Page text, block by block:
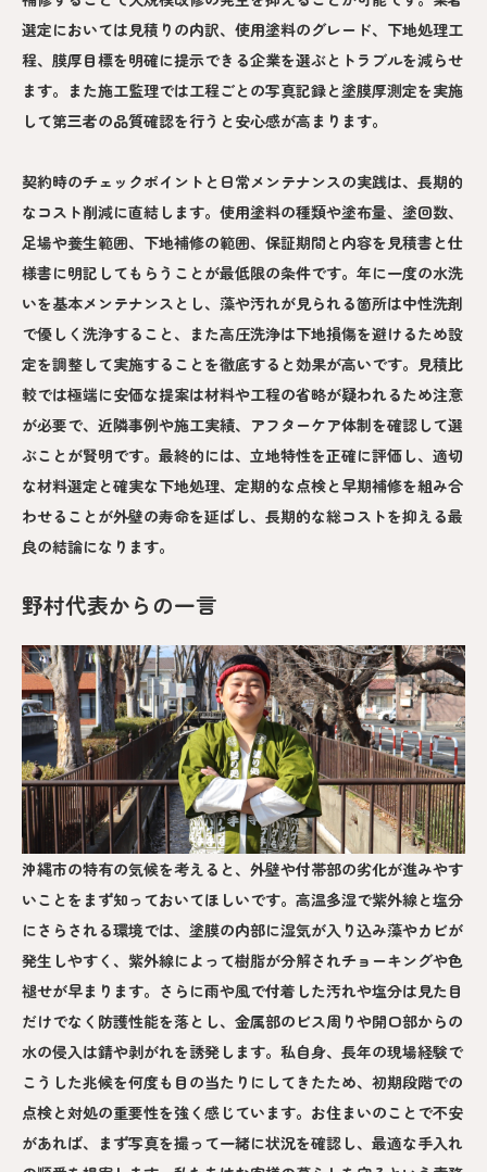
選定においては見積りの内訳、使用塗料のグレード、下地処理工
程、膜厚目標を明確に提示できる企業を選ぶとトラブルを減らせ
ます。また施工監理では工程ごとの写真記録と塗膜厚測定を実施
して第三者の品質確認を行うと安心感が高まります。
契約時のチェックポイントと日常メンテナンスの実践は、長期的
なコスト削減に直結します。使用塗料の種類や塗布量、塗回数、
足場や養生範囲、下地補修の範囲、保証期間と内容を見積書と仕
様書に明記してもらうことが最低限の条件です。年に一度の水洗
いを基本メンテナンスとし、藻や汚れが見られる箇所は中性洗剤
で優しく洗浄すること、また高圧洗浄は下地損傷を避けるため設
定を調整して実施することを徹底すると効果が高いです。見積比
較では極端に安価な提案は材料や工程の省略が疑われるため注意
が必要で、近隣事例や施工実績、アフターケア体制を確認して選
ぶことが賢明です。最終的には、立地特性を正確に評価し、適切
な材料選定と確実な下地処理、定期的な点検と早期補修を組み合
わせることが外壁の寿命を延ばし、長期的な総コストを抑える最
良の結論になります。
野村代表からの一言
沖縄市の特有の気候を考えると、外壁や付帯部の劣化が進みやす
いことをまず知っておいてほしいです。高温多湿で紫外線と塩分
にさらされる環境では、塗膜の内部に湿気が入り込み藻やカビが
発生しやすく、紫外線によって樹脂が分解されチョーキングや色
褪せが早まります。さらに雨や風で付着した汚れや塩分は見た目
だけでなく防護性能を落とし、金属部のビス周りや開口部からの
水の侵入は錆や剥がれを誘発します。私自身、長年の現場経験で
こうした兆候を何度も目の当たりにしてきたため、初期段階での
点検と対処の重要性を強く感じています。お住まいのことで不安
があれば、まず写真を撮って一緒に状況を確認し、最適な手入れ